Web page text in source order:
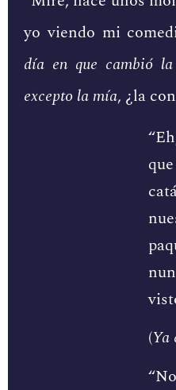
yo viendo mi
día en que cambió
excepto la mía, ¿la
(Ya